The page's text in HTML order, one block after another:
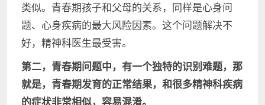
类似。青春期孩子和父母的关系，同样是心身问
题、心身疾病的最大风险因素。这个问题解决不
好，精神科医生最受害。
第二，青春期问题中，有一个独特的识别难题，那
就是，青春期发育的正常结果，和很多精神科疾病
的症状非常相似，容易混淆。